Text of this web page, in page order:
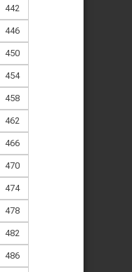
442
446
450
454
458
462
466
470
474
478
482
486